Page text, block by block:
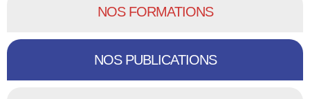
NOS FORMATIONS
NOS PUBLICATIONS